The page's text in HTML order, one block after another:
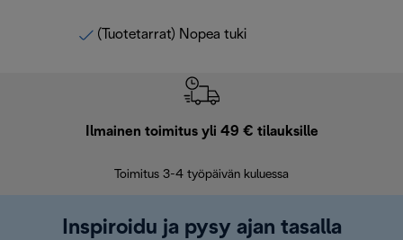
(Tuotetarrat) Nopea tuki
Ilmainen toimitus yli 49 € tilauksille
Toimitus 3-4 työpäivän kuluessa
Inspiroidu ja pysy ajan tasalla